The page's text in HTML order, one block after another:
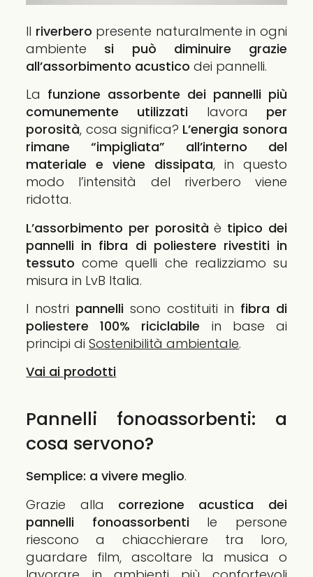
Il riverbero presente naturalmente in ogni
ambiente si può diminuire grazie
all’assorbimento acustico dei pannelli.
La funzione assorbente dei pannelli più
comunemente utilizzati lavora per
porosità, cosa significa? L’energia sonora
rimane “impigliata” all’interno del
materiale e viene dissipata, in questo
modo l’intensità del riverbero viene
ridotta.
L’assorbimento per porosità è tipico dei
pannelli in fibra di poliestere rivestiti in
tessuto come quelli che realizziamo su
misura in LvB Italia.
I nostri pannellisono costituiti in fibra di
poliestere 100% riciclabile in base ai
principi diSostenibilità ambientale.
Vai ai prodotti
Pannelli fonoassorbenti: a
cosa servono?
Semplice: a vivere meglio.
Grazie alla correzione acustica dei
pannelli fonoassorbenti le persone
riescono a chiacchierare tra loro,
guardare film, ascoltare la musica o